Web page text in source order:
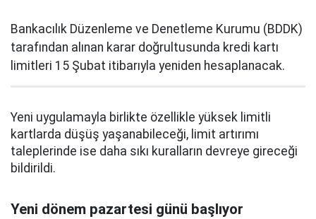
Bankacılık Düzenleme ve Denetleme Kurumu (BDDK)
tarafından alınan karar doğrultusunda kredi kartı
limitleri 15 Şubat itibarıyla yeniden hesaplanacak.
Yeni uygulamayla birlikte özellikle yüksek limitli
kartlarda düşüş yaşanabileceği, limit artırımı
taleplerinde ise daha sıkı kuralların devreye gireceği
bildirildi.
Yeni dönem pazartesi günü başlıyor